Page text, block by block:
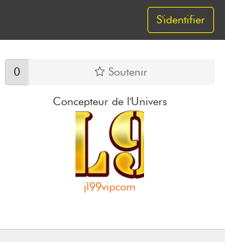
S'identifier
0 Soutenir
Concepteur de l'Univers
jl99vipcom